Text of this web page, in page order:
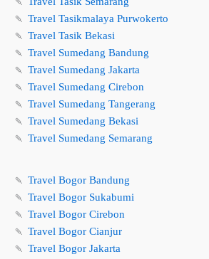
🍡 Travel Tasikmalaya Purwokerto
🍡 Travel Tasik Bekasi
🍡 Travel Sumedang Bandung
🍡 Travel Sumedang Jakarta
🍡 Travel Sumedang Cirebon
🍡 Travel Sumedang Tangerang
🍡 Travel Sumedang Bekasi
🍡 Travel Sumedang Semarang
🍡 Travel Bogor Bandung
🍡 Travel Bogor Sukabumi
🍡 Travel Bogor Cirebon
🍡 Travel Bogor Cianjur
🍡 Travel Bogor Jakarta